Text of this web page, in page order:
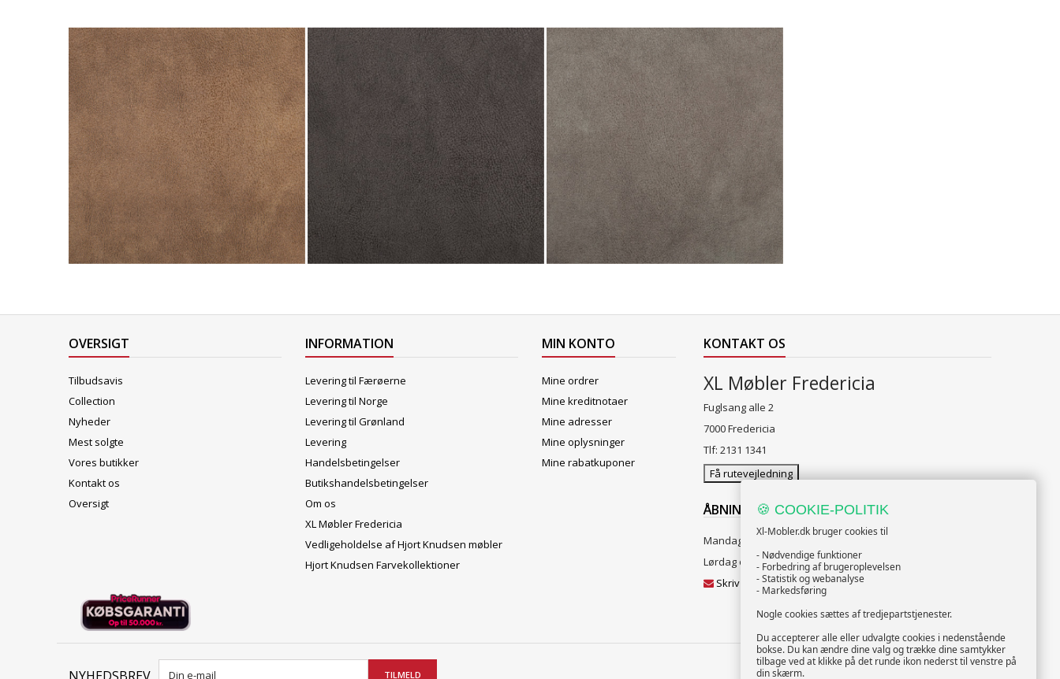
OVERSIGT
Tilbudsavis
Collection
Nyheder
Mest solgte
Vores butikker
Kontakt os
Oversigt
INFORMATION
Levering til Færøerne
Levering til Norge
Levering til Grønland
Levering
Handelsbetingelser
Butikshandelsbetingelser
Om os
XL Møbler Fredericia
Vedligeholdelse af Hjort Knudsen møbler
Hjort Knudsen Farvekollektioner
MIN KONTO
Mine ordrer
Mine kreditnotaer
Mine adresser
Mine oplysninger
Mine rabatkuponer
KONTAKT OS
XL Møbler Fredericia
Fuglsang alle 2
7000 Fredericia
Tlf: 2131 1341
Få rutevejledning
ÅBNINGSTIDER:
Mandag til Fredag 10:00 til 18:00
Lørdag og Søndag 10:00 til 16:00
Skriv til vores kundeservice
TILMELD
🍪 COOKIE-POLITIK
Xl-Mobler.dk bruger cookies til
- Nødvendige funktioner
- Forbedring af brugeroplevelsen
- Statistik og webanalyse
- Markedsføring
Nogle cookies sættes af tredjepartstjenester.
Du accepterer alle eller udvalgte cookies i nedenstående
bokse. Du kan ændre dine valg og trække dine samtykker
tilbage ved at klikke på det runde ikon nederst til venstre på
din skærm.